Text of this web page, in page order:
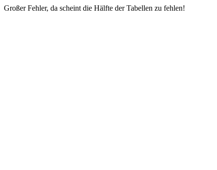
Großer Fehler, da scheint die Hälfte der Tabellen zu fehlen!